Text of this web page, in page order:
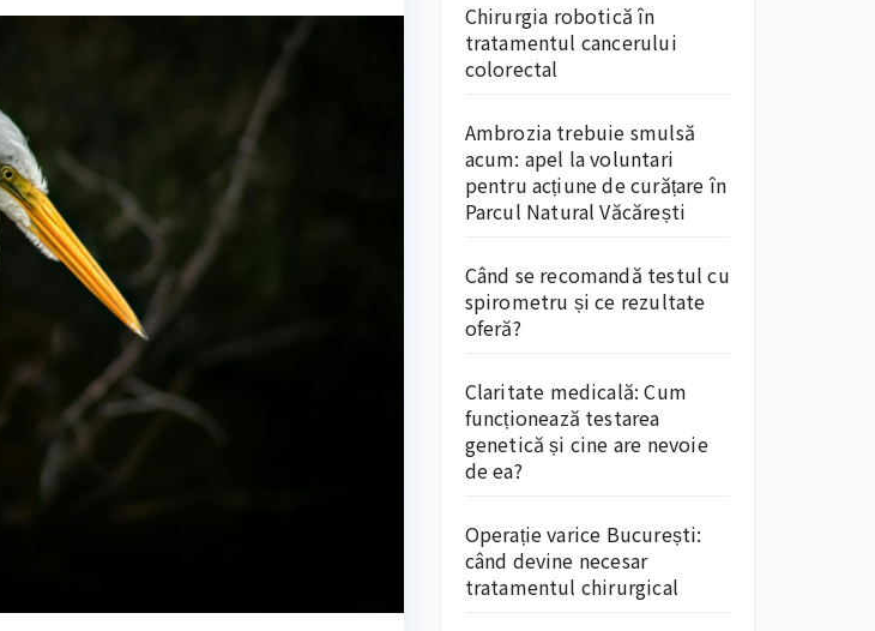
Chirurgia robotică în
tratamentul cancerului
colorectal
Ambrozia trebuie smulsă
acum: apel la voluntari
pentru acțiune de curățare în
Parcul Natural Văcărești
Când se recomandă testul cu
spirometru și ce rezultate
oferă?
Claritate medicală: Cum
funcționează testarea
genetică și cine are nevoie
de ea?
Operație varice București:
când devine necesar
tratamentul chirurgical